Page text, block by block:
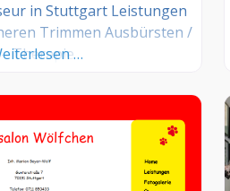
in Stuttgart Leistungen
Trimmen Ausbürsten /
Therapie…